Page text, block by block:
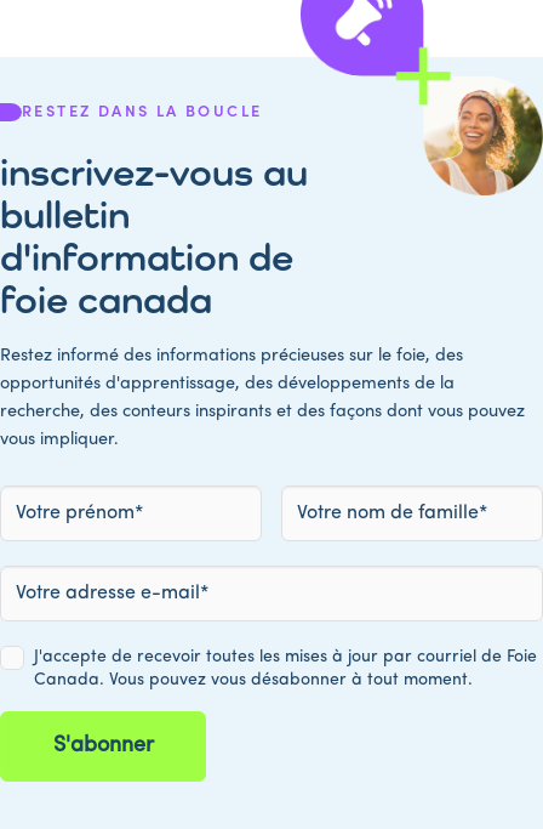
RESTEZ DANS LA BOUCLE
inscrivez-vous au
bulletin
d'information de
foie canada
Restez informé des informations précieuses sur le foie, des
opportunités d'apprentissage, des développements de la
recherche, des conteurs inspirants et des façons dont vous pouvez
vous impliquer.